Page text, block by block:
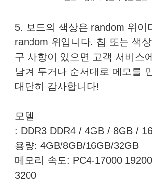
5. 보드의 색상은 random 위이
random 위입니다. 칩 또는 색
구 사항이 있으면 고객 서비스
남겨 두거나 순서대로 메모를
대단히 감사합니다!
모델
: DDR3 DDR4 / 4GB / 8GB /
용량: 4GB/8GB/16GB/32GB
메모리 속도: PC4-17000
3200